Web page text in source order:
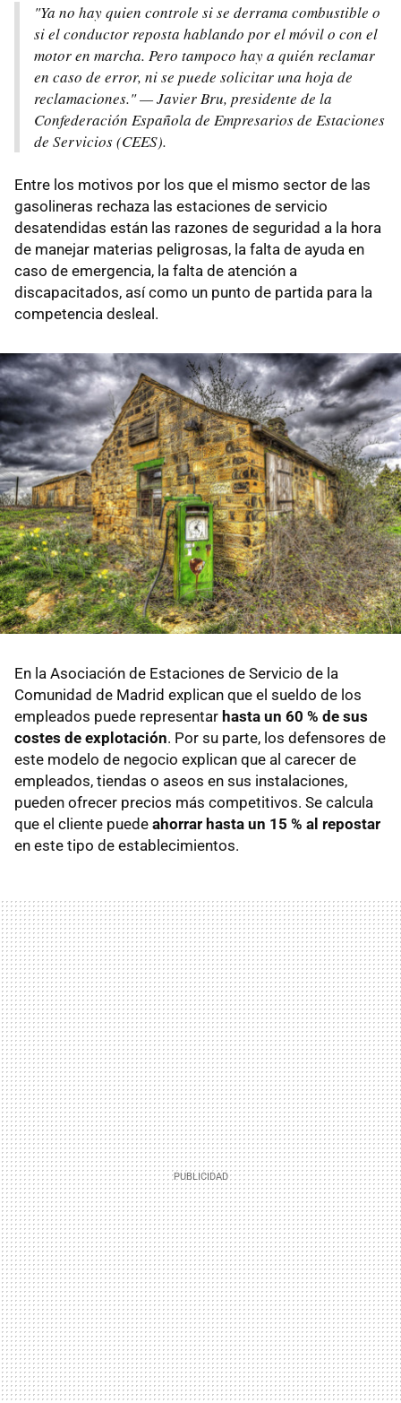
"Ya no hay quien controle si se derrama combustible o
si el conductor reposta hablando por el móvil o con el
motor en marcha. Pero tampoco hay a quién reclamar
en caso de error, ni se puede solicitar una hoja de
reclamaciones." — Javier Bru, presidente de la
Confederación Española de Empresarios de Estaciones
de Servicios (CEES).
Entre los motivos por los que el mismo sector de las
gasolineras rechaza las estaciones de servicio
desatendidas están las razones de seguridad a la hora
de manejar materias peligrosas, la falta de ayuda en
caso de emergencia, la falta de atención a
discapacitados, así como un punto de partida para la
competencia desleal.
En la Asociación de Estaciones de Servicio de la
Comunidad de Madrid explican que el sueldo de los
empleados puede representar hasta un 60 % de sus
costes de explotación. Por su parte, los defensores de
este modelo de negocio explican que al carecer de
empleados, tiendas o aseos en sus instalaciones,
pueden ofrecer precios más competitivos. Se calcula
que el cliente puede ahorrar hasta un 15 % al repostar
en este tipo de establecimientos.